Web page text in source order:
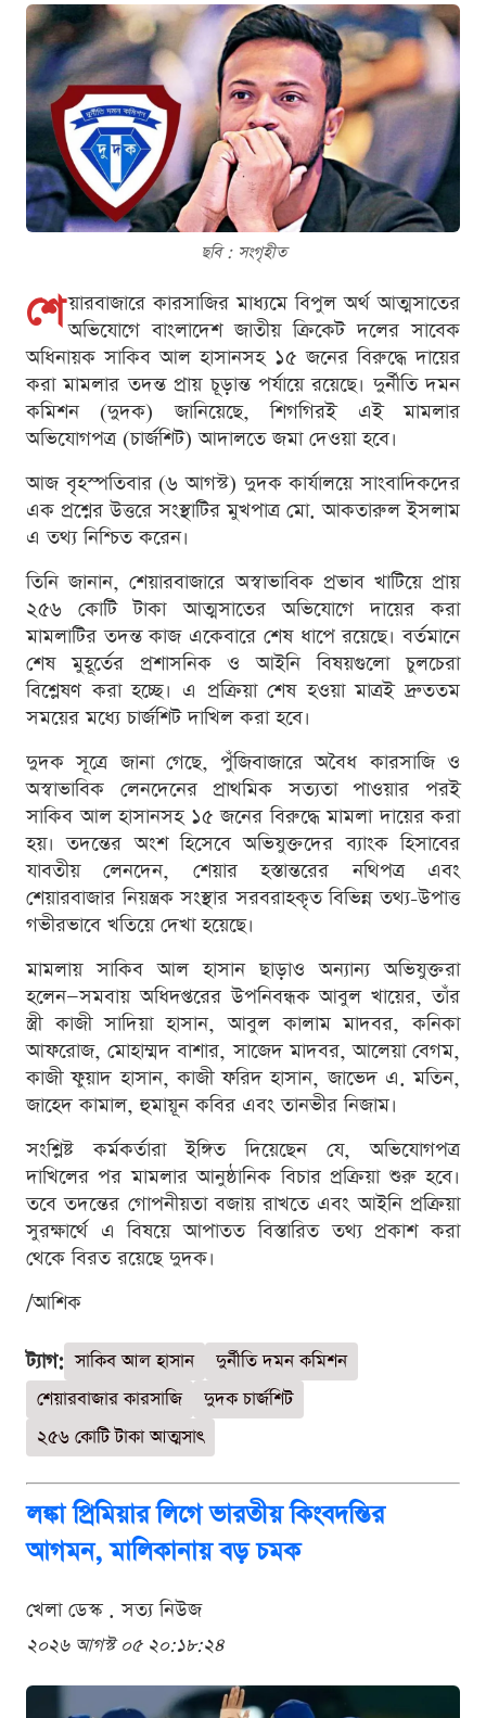
ছবি : সংগৃহীত
শে য়ারবাজারে কারসাজির মাধ্যমে বিপুল অর্থ আত্মসাতের
অভিযোগে বাংলাদেশ জাতীয় ক্রিকেট দলের সাবেক
অধিনায়ক সাকিব আল হাসানসহ ১৫ জনের বিরুদ্ধে দায়ের
করা মামলার তদন্ত প্রায় চূড়ান্ত পর্যায়ে রয়েছে। দুর্নীতি দমন
কমিশন (দুদক) জানিয়েছে, শিগগিরই এই মামলার
অভিযোগপত্র (চার্জশিট) আদালতে জমা দেওয়া হবে।
আজ বৃহস্পতিবার (৬ আগস্ট) দুদক কার্যালয়ে সাংবাদিকদের
এক প্রশ্নের উত্তরে সংস্থাটির মুখপাত্র মো. আকতারুল ইসলাম
এ তথ্য নিশ্চিত করেন।
তিনি জানান, শেয়ারবাজারে অস্বাভাবিক প্রভাব খাটিয়ে প্রায়
২৫৬ কোটি টাকা আত্মসাতের অভিযোগে দায়ের করা
মামলাটির তদন্ত কাজ একেবারে শেষ ধাপে রয়েছে। বর্তমানে
শেষ মুহূর্তের প্রশাসনিক ও আইনি বিষয়গুলো চুলচেরা
বিশ্লেষণ করা হচ্ছে। এ প্রক্রিয়া শেষ হওয়া মাত্রই দ্রুততম
সময়ের মধ্যে চার্জশিট দাখিল করা হবে।
দুদক সূত্রে জানা গেছে, পুঁজিবাজারে অবৈধ কারসাজি ও
অস্বাভাবিক লেনদেনের প্রাথমিক সত্যতা পাওয়ার পরই
সাকিব আল হাসানসহ ১৫ জনের বিরুদ্ধে মামলা দায়ের করা
হয়। তদন্তের অংশ হিসেবে অভিযুক্তদের ব্যাংক হিসাবের
যাবতীয় লেনদেন, শেয়ার হস্তান্তরের নথিপত্র এবং
শেয়ারবাজার নিয়ন্ত্রক সংস্থার সরবরাহকৃত বিভিন্ন তথ্য-উপাত্ত
গভীরভাবে খতিয়ে দেখা হয়েছে।
মামলায় সাকিব আল হাসান ছাড়াও অন্যান্য অভিযুক্তরা
হলেন—সমবায় অধিদপ্তরের উপনিবন্ধক আবুল খায়ের, তাঁর
স্ত্রী কাজী সাদিয়া হাসান, আবুল কালাম মাদবর, কনিকা
আফরোজ, মোহাম্মদ বাশার, সাজেদ মাদবর, আলেয়া বেগম,
কাজী ফুয়াদ হাসান, কাজী ফরিদ হাসান, জাভেদ এ. মতিন,
জাহেদ কামাল, হুমায়ূন কবির এবং তানভীর নিজাম।
সংশ্লিষ্ট কর্মকর্তারা ইঙ্গিত দিয়েছেন যে, অভিযোগপত্র
দাখিলের পর মামলার আনুষ্ঠানিক বিচার প্রক্রিয়া শুরু হবে।
তবে তদন্তের গোপনীয়তা বজায় রাখতে এবং আইনি প্রক্রিয়া
সুরক্ষার্থে এ বিষয়ে আপাতত বিস্তারিত তথ্য প্রকাশ করা
থেকে বিরত রয়েছে দুদক।
/আশিক
ট্যাগ: সাকিব আল হাসান
দুর্নীতি দমন কমিশন
শেয়ারবাজার কারসাজি
দুদক চার্জশিট
২৫৬ কোটি টাকা আত্মসাৎ
লঙ্কা প্রিমিয়ার লিগে ভারতীয় কিংবদন্তির
আগমন, মালিকানায় বড় চমক
খেলা ডেস্ক . সত্য নিউজ
২০২৬ আগস্ট ০৫ ২০:১৮:২৪